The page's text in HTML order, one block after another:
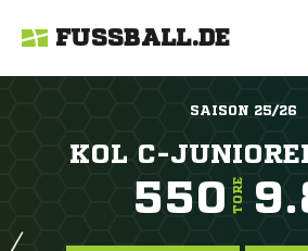
FUSSBALL.DE
SAISON 25/26
KOL C-
550 TORE